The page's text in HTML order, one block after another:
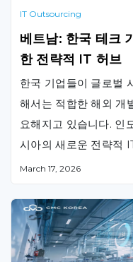
IT Outsourcing
베트남: 한국 테크
한 전략적 IT 허브
한국 기업들이 글로벌
해서는 적합한 해외 개
요해지고 있습니다. 인
시아의 새로운 전략적
다. 우수한 기술 인재,
브로 주목받고 있습니
트너와의 협력을 통해
March 17, 2026